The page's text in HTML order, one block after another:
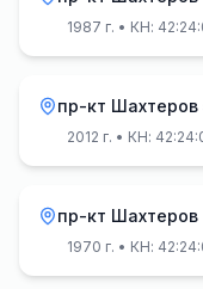
1987 г. • КН:
пр-кт Шахтеров
2012 г. • КН:
пр-кт Шахтеров
1970 г. • КН: